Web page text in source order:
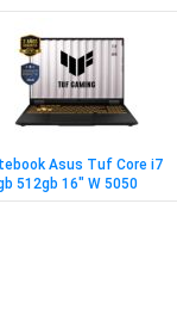
Asus Tuf Core i7
512gb 16" W 5050